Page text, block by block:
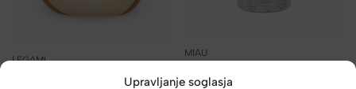
Upravljanje soglasja
LEGAMI
Sveča LEGAMI – vonj jelena
MIAU